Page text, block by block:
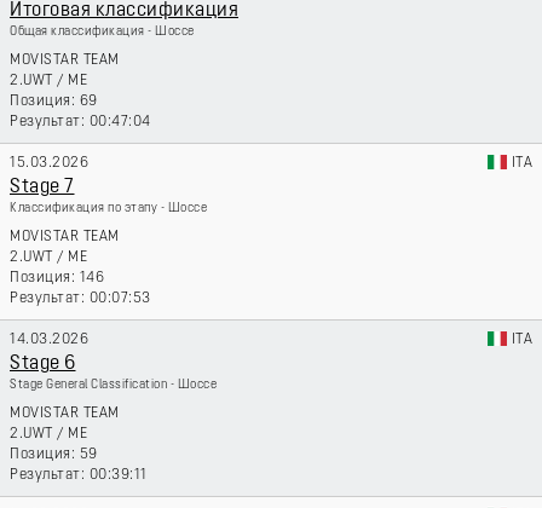
Итоговая классификация
Общая классификация - Шоссе
MOVISTAR TEAM
2.UWT / ME
69
00:47:04
15.03.2026 ITA
Stage 7
Классификация по этапу - Шоссе
MOVISTAR TEAM
2.UWT / ME
146
00:07:53
14.03.2026 ITA
Stage 6
Stage General Classification - Шоссе
MOVISTAR TEAM
2.UWT / ME
59
00:39:11